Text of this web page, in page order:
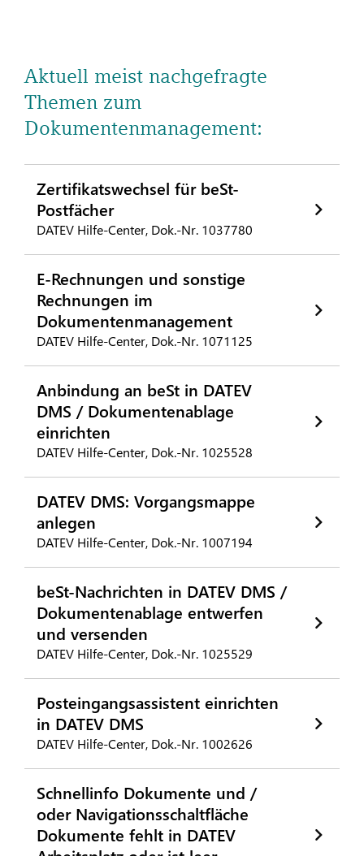
Aktuell meist nachgefragte
Themen zum
Dokumentenmanagement:
Zertifikatswechsel für beSt-
Postfächer
DATEV Hilfe-Center, Dok.-Nr. 1037780
E-Rechnungen und sonstige
Rechnungen im
Dokumentenmanagement
DATEV Hilfe-Center, Dok.-Nr. 1071125
Anbindung an beSt in DATEV
DMS / Dokumentenablage
einrichten
DATEV Hilfe-Center, Dok.-Nr. 1025528
DATEV DMS: Vorgangsmappe
anlegen
DATEV Hilfe-Center, Dok.-Nr. 1007194
beSt-Nachrichten in DATEV DMS /
Dokumentenablage entwerfen
und versenden
DATEV Hilfe-Center, Dok.-Nr. 1025529
Posteingangsassistent einrichten
in DATEV DMS
DATEV Hilfe-Center, Dok.-Nr. 1002626
Schnellinfo Dokumente und /
oder Navigationsschaltfläche
Dokumente fehlt in DATEV